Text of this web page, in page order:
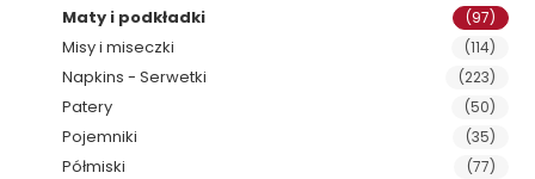
Maty i podkładki (97)
Misy i miseczki (114)
Napkins - Serwetki (223)
Patery (50)
Pojemniki (35)
Półmiski (77)